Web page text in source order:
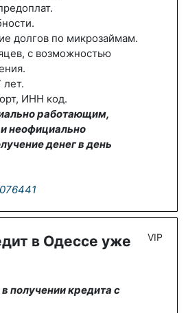
долгов по микрозаймам.
с возможностью
лет.
ИНН код.
работающим,
неофициально
денег в день
в Одессе уже
получении кредита с
VIP